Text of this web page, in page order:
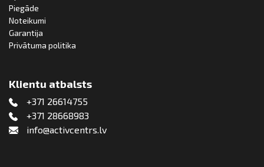
Piegāde
Noteikumi
Garantija
Privātuma politika
Klientu atbalsts
+371 26614755
+371 28668983
info@activcentrs.lv